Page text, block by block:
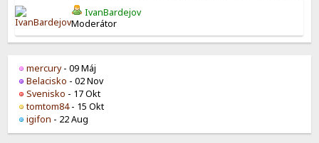
IvanBardejov
Moderátor
mercury- 09 Máj
Belacisko - 02 Nov
Svenisko - 17 Okt
tomtom84- 15 Okt
igifon - 22 Aug